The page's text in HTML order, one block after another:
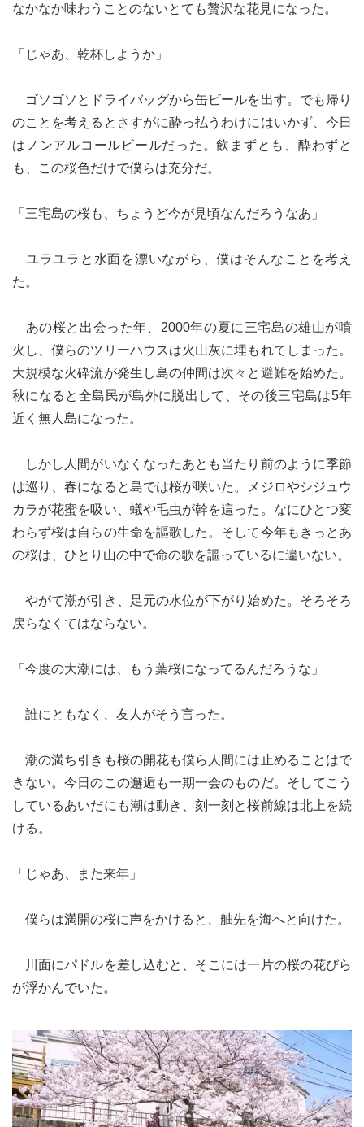
なかなか味わうことのないとても贅沢な花見になった。
「じゃあ、乾杯しようか」
ゴソゴソとドライバッグから缶ビールを出す。でも帰り
のことを考えるとさすがに酔っ払うわけにはいかず、今日
はノンアルコールビールだった。飲まずとも、酔わずと
も、この桜色だけで僕らは充分だ。
「三宅島の桜も、ちょうど今が見頃なんだろうなあ」
ユラユラと水面を漂いながら、僕はそんなことを考え
た。
あの桜と出会った年、2000年の夏に三宅島の雄山が噴
火し、僕らのツリーハウスは火山灰に埋もれてしまった。
大規模な火砕流が発生し島の仲間は次々と避難を始めた。
秋になると全島民が島外に脱出して、その後三宅島は5年
近く無人島になった。
しかし人間がいなくなったあとも当たり前のように季節
は巡り、春になると島では桜が咲いた。メジロやシジュウ
カラが花蜜を吸い、蟻や毛虫が幹を這った。なにひとつ変
わらず桜は自らの生命を謳歌した。そして今年もきっとあ
の桜は、ひとり山の中で命の歌を謳っているに違いない。
やがて潮が引き、足元の水位が下がり始めた。そろそろ
戻らなくてはならない。
「今度の大潮には、もう葉桜になってるんだろうな」
誰にともなく、友人がそう言った。
潮の満ち引きも桜の開花も僕ら人間には止めることはで
きない。今日のこの邂逅も一期一会のものだ。そしてこう
しているあいだにも潮は動き、刻一刻と桜前線は北上を続
ける。
「じゃあ、また来年」
僕らは満開の桜に声をかけると、舳先を海へと向けた。
川面にパドルを差し込むと、そこには一片の桜の花びら
が浮かんでいた。